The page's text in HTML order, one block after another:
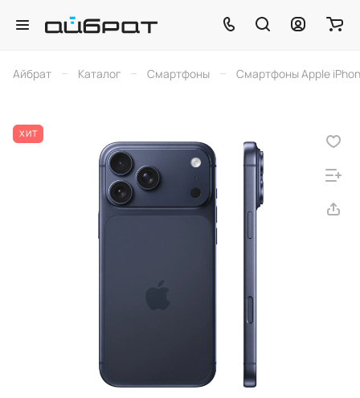
Айбрат – Каталог – Смартфоны – Смартфоны Apple
ХИТ